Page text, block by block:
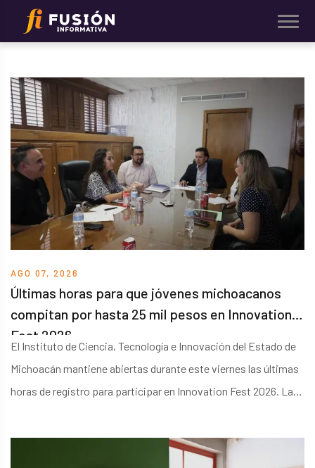
AGO 07, 2026
Últimas horas para que jóvenes michoacanos
compitan por hasta 25 mil pesos en Innovation
Fest 2026
El Instituto de Ciencia, Tecnología e Innovación del Estado de
Michoacán mantiene abiertas durante este viernes las últimas
horas de registro para participar en Innovation Fest 2026. La
investigadores de educación media superior, superior y
posgrado para desarrollar propuestas relacionadas con